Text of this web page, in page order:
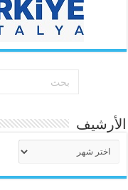
الأرشيف